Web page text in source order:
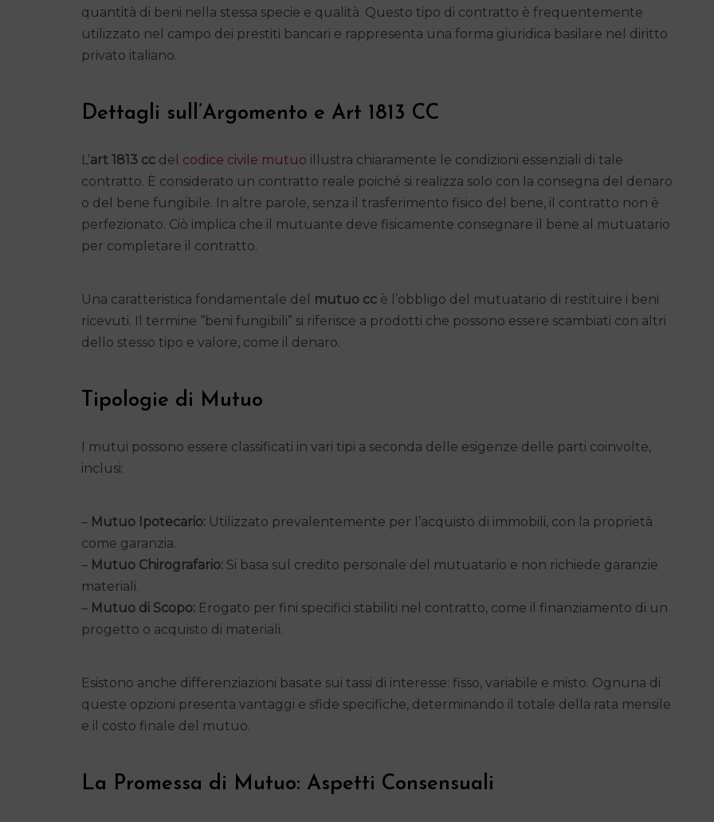
quantità di beni nella stessa specie e qualità. Questo tipo di contratto è frequentemente
utilizzato nel campo dei prestiti bancari e rappresenta una forma giuridica basilare nel diritto
privato italiano.
Dettagli sull’Argomento e Art 1813 CC
L’art 1813 cc del codice civile mutuo illustra chiaramente le condizioni essenziali di tale
contratto. È considerato un contratto reale poiché si realizza solo con la consegna del denaro
o del bene fungibile. In altre parole, senza il trasferimento fisico del bene, il contratto non è
perfezionato. Ciò implica che il mutuante deve fisicamente consegnare il bene al mutuatario
per completare il contratto.
Una caratteristica fondamentale del mutuo cc è l’obbligo del mutuatario di restituire i beni
ricevuti. Il termine “beni fungibili” si riferisce a prodotti che possono essere scambiati con altri
dello stesso tipo e valore, come il denaro.
Tipologie di Mutuo
I mutui possono essere classificati in vari tipi a seconda delle esigenze delle parti coinvolte,
inclusi:
– Mutuo Ipotecario: Utilizzato prevalentemente per l’acquisto di immobili, con la proprietà
come garanzia.
– Mutuo Chirografario: Si basa sul credito personale del mutuatario e non richiede garanzie
materiali.
– Mutuo di Scopo: Erogato per fini specifici stabiliti nel contratto, come il finanziamento di un
progetto o acquisto di materiali.
Esistono anche differenziazioni basate sui tassi di interesse: fisso, variabile e misto. Ognuna di
queste opzioni presenta vantaggi e sfide specifiche, determinando il totale della rata mensile
e il costo finale del mutuo.
La Promessa di Mutuo: Aspetti Consensuali